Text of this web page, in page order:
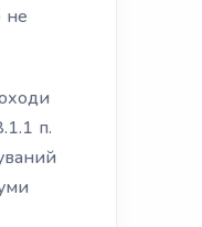
не
п.